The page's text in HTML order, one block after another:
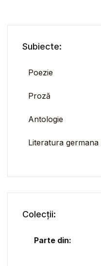
Subiecte:
Poezie
Proză
Antologie
Literatura germana
Colecții:
Parte din: